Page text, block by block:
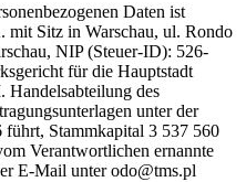
Daten ist
Sitz in Warschau, ul. Rondo
NIP (Steuer-ID): 526-
für die Hauptstadt
Handelsabteilung des
unter der
Stammkapital 3 537 560
Verantwortlichen ernannte
E-Mail unter odo@tms.pl